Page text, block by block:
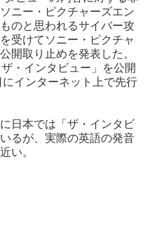
ニー・ピクチャーズエン
のと思われるサイバー攻
受けてソニー・ピクチャ
開取り止めを発表した。
・インタビュー」を公開
インターネット上で先行
日本では「ザ・インタビ
るが、実際の英語の発音
い。